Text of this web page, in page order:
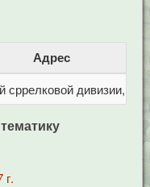
Адрес
сррелковой дивизии, 114
г.